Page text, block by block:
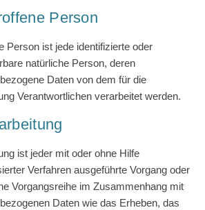
Person
Person ist jede identifizierte oder
natürliche Person, deren
Daten von dem für die
Verantwortlichen verarbeitet werden.
ist jeder mit oder ohne Hilfe
Verfahren ausgeführte Vorgang oder
Vorgangsreihe im Zusammenhang mit
Daten wie das Erheben, das